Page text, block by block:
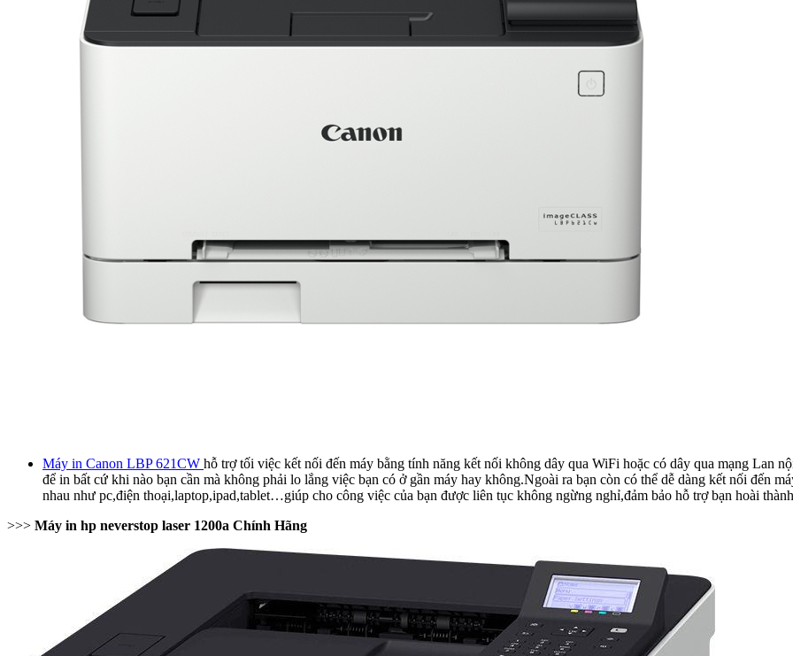
Máy in Canon LBP 621CW hỗ trợ tối việc kết nối đến máy bằng tính năng kết nối không dây qua WiFi hoặc có dây qua mạng Lan
để in bất cứ khi nào bạn cần mà không phải lo lắng việc bạn có ở gần máy hay không.Ngoài ra bạn còn có thể dễ dàng kết nối đến
nhau như pc,điện thoại,laptop,ipad,tablet…giúp cho công việc của bạn được liên tục không ngừng nghỉ,đảm bảo hỗ trợ bạn hoài
>>> Máy in hp neverstop laser 1200a Chính Hãng